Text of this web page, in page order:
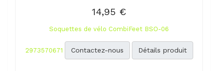
14,95 €
Soquettes de vélo CombiFeet BSO-06
2973570671 Contactez-nous Détails produit